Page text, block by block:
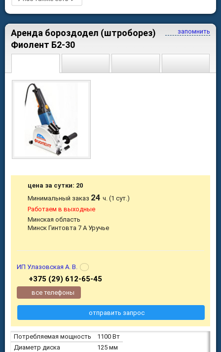
запомнить
Аренда бороздодел (штроборез)
Фиолент Б2-30
Потребляемая мощность
1100 Вт
Диаметр диска
125 мм
цена за сутки: 20
Минимальный заказ 24ч. (1 сут.)
Работаем в выходные
Минская область
Минск Гинтовта 7 А Уручье
ИП Улазовская А. В.
+375 (29) 612-65-45
все телефоны
отправить запрос